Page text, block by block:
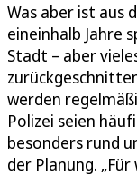
Was aber ist aus
eineinhalb Jahre
Stadt – aber
werden
Polizei seien
besonders rund
der Planung.